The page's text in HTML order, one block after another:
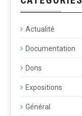
Actualité
Documentation
Dons
Expositions
Général